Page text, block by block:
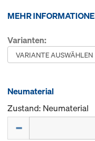
MEHR
Varianten:
Neumaterial
Zustand: Neumaterial